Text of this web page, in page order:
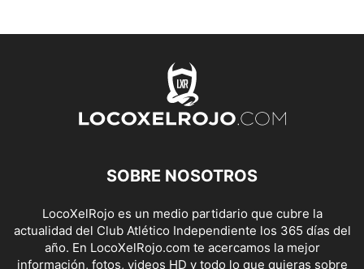
SOBRE NOSOTROS
LocoXelRojo es un medio partidario que cubre la
actualidad del Club Atlético Independiente los 365 días del
año. En LocoXelRojo.com te acercamos la mejor
información, fotos, videos HD y todo lo que quieras sobre